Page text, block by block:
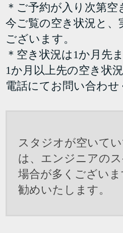
＊ご予約が入り次第空
今ご覧の空き状況と
ございます。
＊空き状況は1か月先
1か月以上先の空き状
電話にてお問い合わせ
スタジオが空いて
は、エンジニアの
場合が多くござい
勧めいたします。